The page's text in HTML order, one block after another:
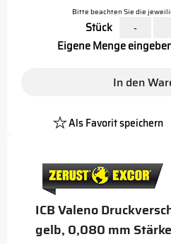
ICB Valeno
gelb, 0,080 mm
Bitte beachten Sie die
Stück -
Eigene Menge
In den
Als Favorit speichern